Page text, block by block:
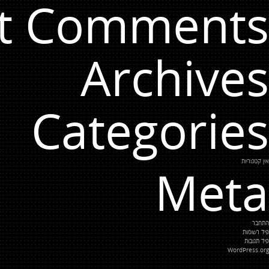
Comments
Archives
Categories
אין קטגוריות
Meta
התחבר
פיד רשומות
פיד תגובות
WordPress.org